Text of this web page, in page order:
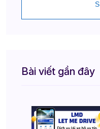
Bài viết gần đây